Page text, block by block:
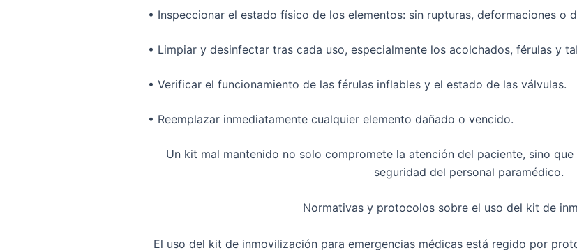
• Inspeccionar el estado físico de los elementos: sin rupturas, deformaciones o
• Limpiar y desinfectar tras cada uso, especialmente los acolchados, férulas y
• Verificar el funcionamiento de las férulas inflables y el estado de las válvulas.
• Reemplazar inmediatamente cualquier elemento dañado o vencido.
Un kit mal mantenido no solo compromete la atención del paciente, sino
seguridad del personal paramédico.
Normativas y protocolos sobre el uso del kit de
El uso del kit de inmovilización para emergencias médicas está regido por